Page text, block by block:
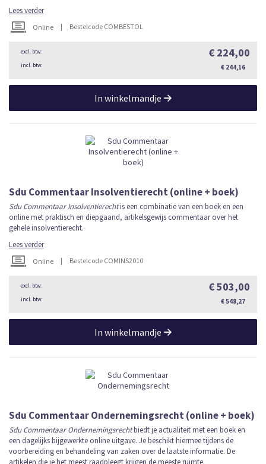
Lees verder
Online | Bestelcode COMBESTOL
€ 224,00
€ 244,16
In winkelmandje
Sdu Commentaar Insolventierecht (online + boek)
Sdu Commentaar Insolventierechtis een combinatie van een boek en een
online met praktisch en diepgaand, artikelsgewijs commentaar over het
gehele insolventierecht.
Lees verder
Online | Bestelcode COMINS2010
€ 503,00
€ 548,27
In winkelmandje
Sdu Commentaar Ondernemingsrecht (online + boek)
Sdu Commentaar Ondernemingsrechtbiedt je actualiteit met een boek en
een dagelijks bijgewerkte online uitgave. Je beschikt hiermee tijdens de
voorbereiding en behandeling van zaken over de laatste informatie. De
artikelen die je het meest raadpleegt krijgen de meeste ruimte.